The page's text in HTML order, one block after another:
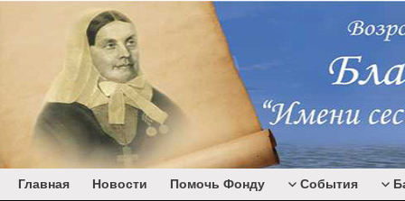
Главная Новости Помочь Фонду События